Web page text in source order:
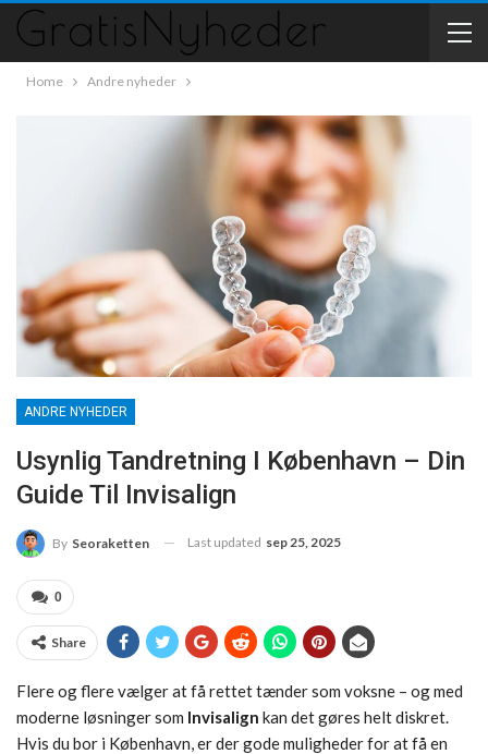
Home Andre nyheder
ANDRE NYHEDER
Usynlig Tandretning I København – Din
Guide Til Invisalign
By Seoraketten Last updated sep 25, 2025
0
Share
Flere og flere vælger at få rettet tænder som voksne – og med
moderne løsninger som Invisalign kan det gøres helt diskret.
Hvis du bor i København, er der gode muligheder for at få en